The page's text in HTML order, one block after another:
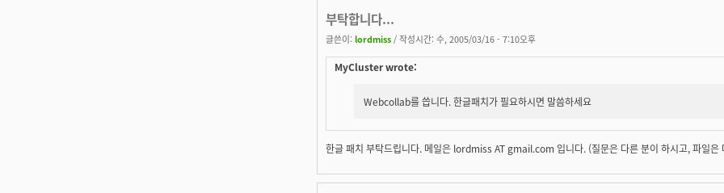
부탁합니다...
글쓴이: lordmiss / 작성시간: 수, 2005/03/16 - 7:10오후
MyCluster wrote:
Webcollab를 씁니다. 한글패치가 필요하시면 말씀하세요
한글 패치 부탁드립니다. 메일은 lordmiss AT gmail.com 입니다. (질문은 다른 분이 하시고, 파일은